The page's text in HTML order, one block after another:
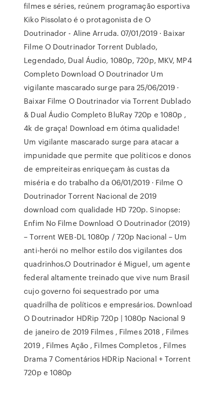
filmes e séries, reúnem programação esportiva
Kiko Pissolato é o protagonista de O
Doutrinador - Aline Arruda. 07/01/2019 · Baixar
Filme O Doutrinador Torrent Dublado,
Legendado, Dual Áudio, 1080p, 720p, MKV, MP4
Completo Download O Doutrinador Um
vigilante mascarado surge para 25/06/2019 ·
Baixar Filme O Doutrinador via Torrent Dublado
& Dual Áudio Completo BluRay 720p e 1080p ,
4k de graça! Download em ótima qualidade!
Um vigilante mascarado surge para atacar a
impunidade que permite que políticos e donos
de empreiteiras enriqueçam às custas da
miséria e do trabalho da 06/01/2019 · Filme O
Doutrinador Torrent Nacional de 2019
download com qualidade HD 720p. Sinopse:
Enfim No Filme Download O Doutrinador (2019)
– Torrent WEB-DL 1080p / 720p Nacional – Um
anti-herói no melhor estilo dos vigilantes dos
quadrinhos.O Doutrinador é Miguel, um agente
federal altamente treinado que vive num Brasil
cujo governo foi sequestrado por uma
quadrilha de políticos e empresários. Download
O Doutrinador HDRip 720p | 1080p Nacional 9
de janeiro de 2019 Filmes , Filmes 2018 , Filmes
2019 , Filmes Ação , Filmes Completos , Filmes
Drama 7 Comentários HDRip Nacional + Torrent
720p e 1080p